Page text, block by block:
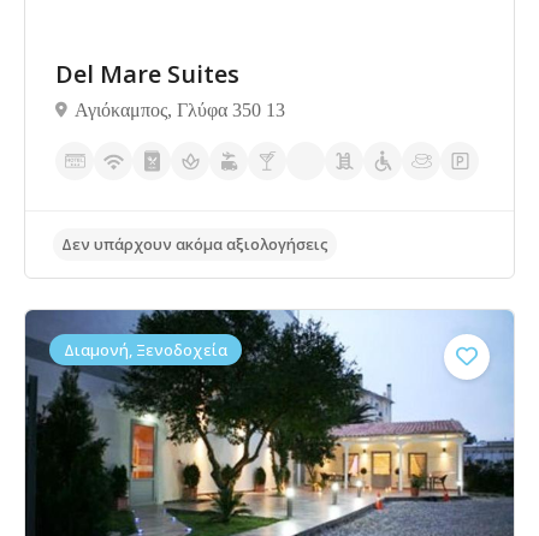
Del Mare Suites
Αγιόκαμπος, Γλύφα 350 13
Διαμονή, Ξενοδοχεία